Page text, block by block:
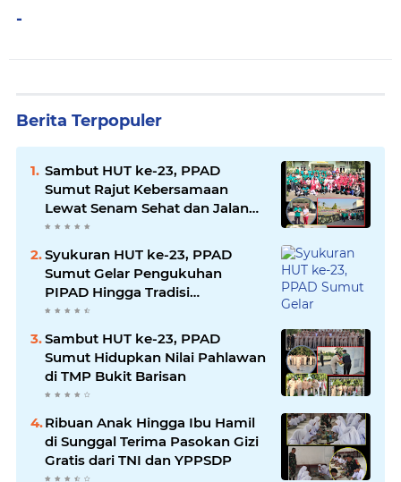
-
Berita Terpopuler
Sambut HUT ke-23, PPAD
Sumut Rajut Kebersamaan
Lewat Senam Sehat dan Jalan
Santai di Mako Bekangdam I/BB
Syukuran HUT ke-23, PPAD
Sumut Gelar Pengukuhan
PIPAD Hingga Tradisi
Kekeluargaan
Sambut HUT ke-23, PPAD
Sumut Hidupkan Nilai Pahlawan
di TMP Bukit Barisan
Ribuan Anak Hingga Ibu Hamil
di Sunggal Terima Pasokan Gizi
Gratis dari TNI dan YPPSDP